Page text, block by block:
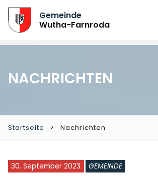
Gemeinde
Wutha-Farnroda
NACHRICHTEN
Startseite Nachrichten
30. September 2023 GEMEINDE